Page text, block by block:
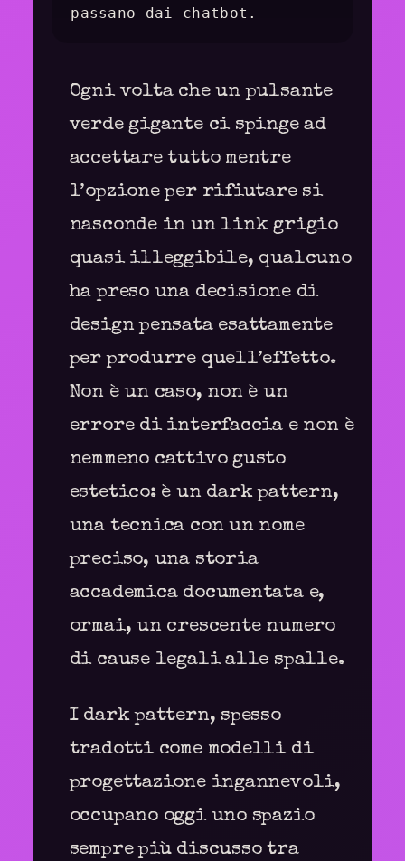
passano dai chatbot.
Ogni volta che un pulsante
verde gigante ci spinge ad
accettare tutto mentre
l’opzione per rifiutare si
nasconde in un link grigio
quasi illeggibile, qualcuno
ha preso una decisione di
design pensata esattamente
per produrre quell’effetto.
Non è un caso, non è un
errore di interfaccia e non è
nemmeno cattivo gusto
estetico: è un dark pattern,
una tecnica con un nome
preciso, una storia
accademica documentata e,
ormai, un crescente numero
di cause legali alle spalle.
I dark pattern, spesso
tradotti come modelli di
progettazione ingannevoli,
occupano oggi uno spazio
sempre più discusso tra